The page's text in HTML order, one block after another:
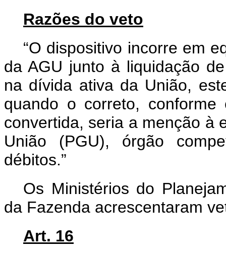
Razões do veto
“O dispositivo incorre em
da AGU junto à liquidação
na dívida ativa da União,
quando o correto,
convertida, seria a menção à
União (PGU), órgão
débitos.”
Os Ministérios do
da Fazenda acrescentaram
Art. 16